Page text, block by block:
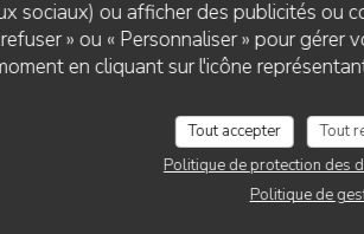
sociaux) ou afficher des publicités ou
» ou « Personnaliser » pour
en cliquant sur l'icône
Tout accepter Tout
Politique de protection des
Politique de
CAFÉ RESTAURANT•
L'AUBERGE